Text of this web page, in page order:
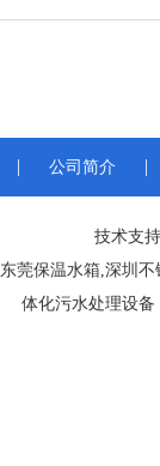
| 公司简介 |
技术支
东莞保温水箱,深圳不
体化污水处理设备